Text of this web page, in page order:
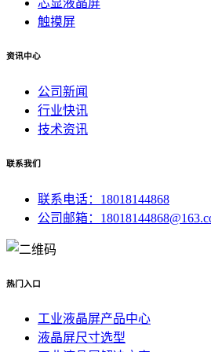
触摸屏
资讯中心
公司新闻
行业快讯
技术资讯
联系我们
联系电话：18018144868
公司邮箱：
热门入口
工业液晶屏产品中心
液晶屏尺寸选型